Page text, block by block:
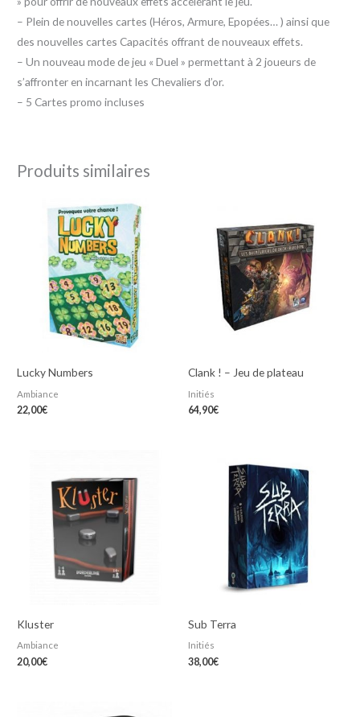
– Plein de nouvelles cartes (Héros, Armure, Epopées… ) ainsi que
des nouvelles cartes Capacités offrant de nouveaux effets.
– Un nouveau mode de jeu « Duel » permettant à 2 joueurs de
s’affronter en incarnant les Chevaliers d’or.
– 5 Cartes promo incluses
Produits similaires
Lucky Numbers
Ambiance
22,00€
Clank ! – Jeu de plateau
Initiés
64,90€
Kluster
Ambiance
20,00€
Sub Terra
Initiés
38,00€